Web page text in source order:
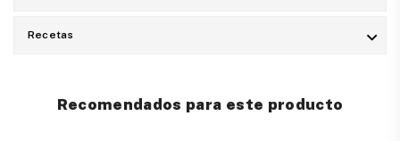
Recetas
Recomendados para este producto